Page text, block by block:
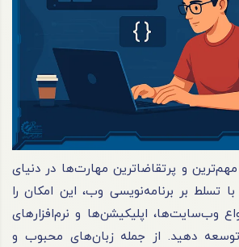
و پرتقاضاترین مهارت‌ها در دنیای
تسلط بر برنامه‌نویسی وب، این امکان را
وب‌سایت‌ها، اپلیکیشن‌ها و نرم‌افزارهای
توسعه دهید. از جمله زبان‌های محبوب و